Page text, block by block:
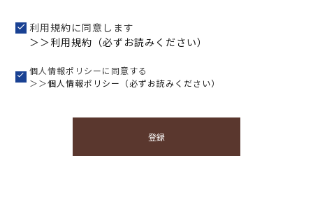
利用規約に同意します
＞＞利用規約（必ずお読みください）
個人情報ポリシーに同意する
＞＞個人情報ポリシー（必ずお読みください）
登録